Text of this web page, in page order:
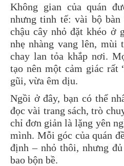
Không gian của quán
nhưng tinh tế: vài bộ bàn
chậu cây nhỏ đặt khéo ở
nhẹ nhàng vang lên, mùi
chay lan tỏa khắp nơi.
tạo nên một cảm giác rất
gũi, vừa êm dịu.
Ngồi ở đây, bạn có thể
đọc vài trang sách, trò
chỉ đơn giản là lặng yên
mình. Mỗi góc của quán
định – nhỏ thôi, nhưng
bao bộn bề.